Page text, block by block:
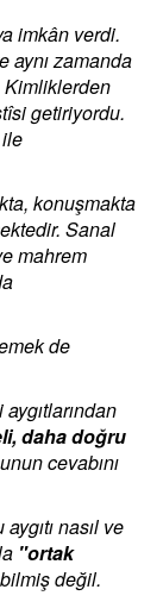
imkân verdi.
aynı zamanda
Kimliklerden
getiriyordu.
konuşmakta
Sanal
mahrem
de
daha doğru
cevabını
nasıl ve
"ortak
değil.